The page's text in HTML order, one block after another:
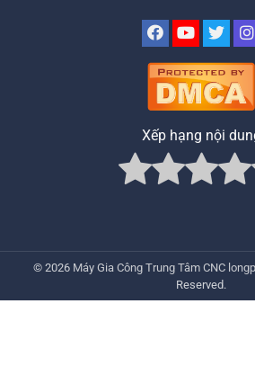
Xếp hạng nội
© 2026 Máy Gia Công Trung Tâm CNC
Reserved.